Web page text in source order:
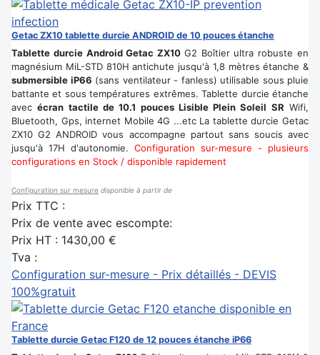
Getac ZX10 tablette durcie ANDROID de 10 pouces étanche
Tablette durcie Android Getac ZX10 G2 Boîtier ultra robuste en
magnésium MiL-STD 810H antichute jusqu'à 1,8 mètres étanche &
submersible iP66 (sans ventilateur - fanless) utilisable sous pluie
battante et sous températures extrêmes. Tablette durcie étanche
avecécran tactile de 10.1 pouces Lisible Plein Soleil SR Wifi,
Bluetooth, Gps, internet Mobile 4G ...etc La tablette durcie Getac
ZX10 G2 ANDROID vous accompagne partout sans soucis avec
jusqu'à 17H d'autonomie. Configuration sur-mesure - plusieurs
configurations en Stock / disponible rapidement
Configuration sur mesure disponible à partir de
Prix TTC :
Prix de vente avec escompte:
Prix HT : 1430,00 €
Tva :
Configuration sur-mesure - Prix détaillés - DEVIS
100%gratuit
Tablette durcie Getac F120 de 12 pouces étanche iP66